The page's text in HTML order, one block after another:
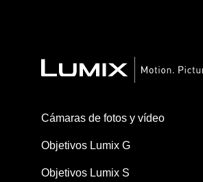
Cámaras de fotos y vídeo
Objetivos Lumix G
Objetivos Lumix S